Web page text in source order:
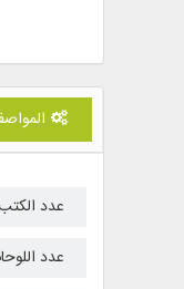
عدد
عدد